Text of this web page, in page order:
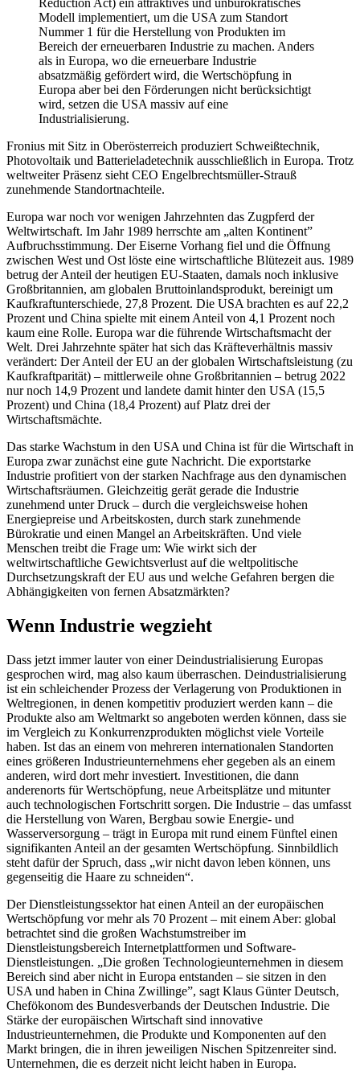
Modell implementiert, um die USA zum Standort
Nummer 1 für die Herstellung von Produkten im
Bereich der erneuerbaren Industrie zu machen. Anders
als in Europa, wo die erneuerbare Industrie
absatzmäßig gefördert wird, die Wertschöpfung in
Europa aber bei den Förderungen nicht berücksichtigt
wird, setzen die USA massiv auf eine
Industrialisierung.
Fronius mit Sitz in Oberösterreich produziert Schweißtechnik,
Photovoltaik und Batterieladetechnik ausschließlich in Europa. Trotz
weltweiter Präsenz sieht CEO Engelbrechtsmüller-Strauß
zunehmende Standortnachteile.
Europa war noch vor wenigen Jahrzehnten das Zugpferd der
Weltwirtschaft. Im Jahr 1989 herrschte am „alten Kontinent”
Aufbruchsstimmung. Der Eiserne Vorhang fiel und die Öffnung
zwischen West und Ost löste eine wirtschaftliche Blütezeit aus. 1989
betrug der Anteil der heutigen EU-Staaten, damals noch inklusive
Großbritannien, am globalen Bruttoinlandsprodukt, bereinigt um
Kaufkraftunterschiede, 27,8 Prozent. Die USA brachten es auf 22,2
Prozent und China spielte mit einem Anteil von 4,1 Prozent noch
kaum eine Rolle. Europa war die führende Wirtschaftsmacht der
Welt. Drei Jahrzehnte später hat sich das Kräfteverhältnis massiv
verändert: Der Anteil der EU an der globalen Wirtschaftsleistung (zu
Kaufkraftparität) – mittlerweile ohne Großbritannien – betrug 2022
nur noch 14,9 Prozent und landete damit hinter den USA (15,5
Prozent) und China (18,4 Prozent) auf Platz drei der
Wirtschaftsmächte.
Das starke Wachstum in den USA und China ist für die Wirtschaft in
Europa zwar zunächst eine gute Nachricht. Die exportstarke
Industrie profitiert von der starken Nachfrage aus den dynamischen
Wirtschaftsräumen. Gleichzeitig gerät gerade die Industrie
zunehmend unter Druck – durch die vergleichsweise hohen
Energiepreise und Arbeitskosten, durch stark zunehmende
Bürokratie und einen Mangel an Arbeitskräften. Und viele
Menschen treibt die Frage um: Wie wirkt sich der
weltwirtschaftliche Gewichtsverlust auf die weltpolitische
Durchsetzungskraft der EU aus und welche Gefahren bergen die
Abhängigkeiten von fernen Absatzmärkten?
Wenn Industrie wegzieht
Dass jetzt immer lauter von einer Deindustrialisierung Europas
gesprochen wird, mag also kaum überraschen. Deindustrialisierung
ist ein schleichender Prozess der Verlagerung von Produktionen in
Weltregionen, in denen kompetitiv produziert werden kann – die
Produkte also am Weltmarkt so angeboten werden können, dass sie
im Vergleich zu Konkurrenzprodukten möglichst viele Vorteile
haben. Ist das an einem von mehreren internationalen Standorten
eines größeren Industrieunternehmens eher gegeben als an einem
anderen, wird dort mehr investiert. Investitionen, die dann
anderenorts für Wertschöpfung, neue Arbeitsplätze und mitunter
auch technologischen Fortschritt sorgen. Die Industrie – das umfasst
die Herstellung von Waren, Bergbau sowie Energie- und
Wasserversorgung – trägt in Europa mit rund einem Fünftel einen
signifikanten Anteil an der gesamten Wertschöpfung. Sinnbildlich
steht dafür der Spruch, dass „wir nicht davon leben können, uns
gegenseitig die Haare zu schneiden“.
Der Dienstleistungssektor hat einen Anteil an der europäischen
Wertschöpfung vor mehr als 70 Prozent – mit einem Aber: global
betrachtet sind die großen Wachstumstreiber im
Dienstleistungsbereich Internetplattformen und Software-
Dienstleistungen. „Die großen Technologieunternehmen in diesem
Bereich sind aber nicht in Europa entstanden – sie sitzen in den
USA und haben in China Zwillinge”, sagt Klaus Günter Deutsch,
Chefökonom des Bundesverbands der Deutschen Industrie. Die
Stärke der europäischen Wirtschaft sind innovative
Industrieunternehmen, die Produkte und Komponenten auf den
Markt bringen, die in ihren jeweiligen Nischen Spitzenreiter sind.
Unternehmen, die es derzeit nicht leicht haben in Europa.